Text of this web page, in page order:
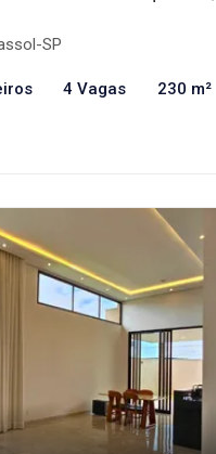
SP
4 Vagas 230 m²